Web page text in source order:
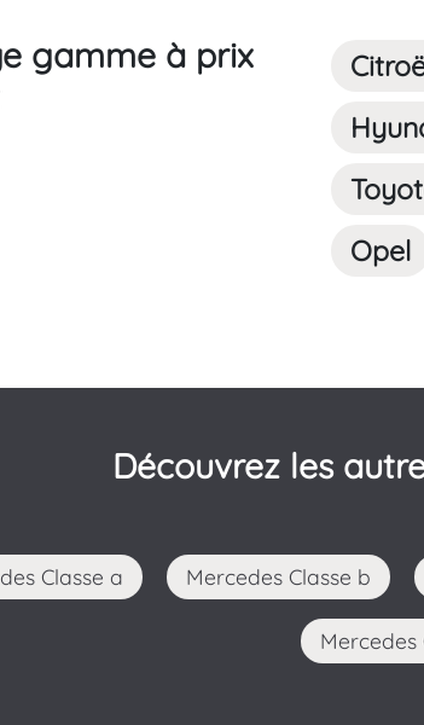
gamme à prix
Opel
Découvrez les
Classe a Mercedes Classe b